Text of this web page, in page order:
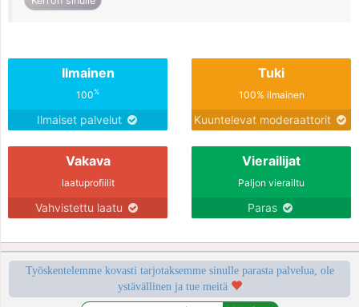
Ilmainen
100%
Ilmaiset palvelut
Tuki
100% ilmainen
Kuuntelevat moderaattorit
Vakava
laatuprofiilit
Vahvistettu laatu
Vierailijat
Paljon vierailtu
Paras
Työskentelemme kovasti tarjotaksemme sinulle parasta palvelua, ole
ystävällinen ja tue meitä